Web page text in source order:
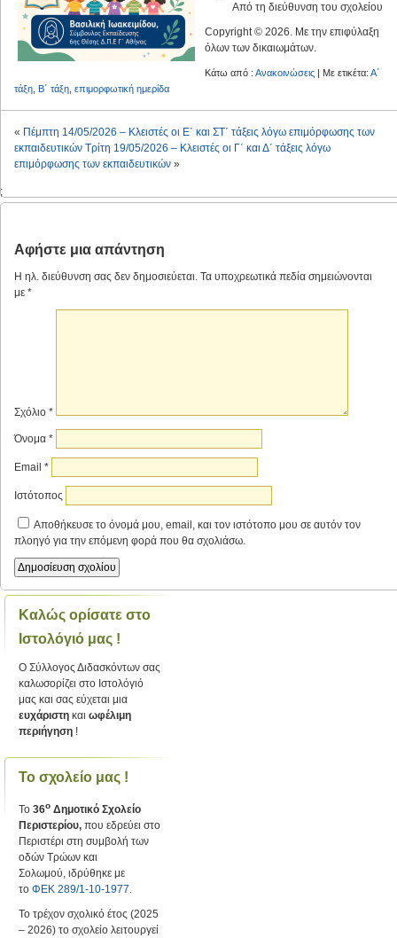
Από τη διεύθυνση του σχολείου
Copyright © 2026. Με την επιφύλαξη
όλων των δικαιωμάτων.
Κάτω από : Ανακοινώσεις | Με ετικέτα: Α΄
τάξη Β΄ τάξη επιμορφωτική ημερίδα
« Πέμπτη 14/05/2026 – Κλειστές οι Ε΄ και ΣΤ΄ τάξεις λόγω επιμόρφωσης των
εκπαιδευτικών Τρίτη 19/05/2026 – Κλειστές οι Γ΄ και Δ΄ τάξεις λόγω
επιμόρφωσης των εκπαιδευτικών »
;
Αφήστε μια απάντηση
Η ηλ. διεύθυνση σας δεν δημοσιεύεται. Τα υποχρεωτικά πεδία σημειώνονται
με *
Σχόλιο *
Όνομα *
Email *
Ιστότοπος
Αποθήκευσε το όνομά μου, email, και τον ιστότοπο μου σε αυτόν τον
πλοηγό για την επόμενη φορά που θα σχολιάσω.
Καλώς ορίσατε στο
Ιστολόγιό μας !
Ο Σύλλογος Διδασκόντων σας
καλωσορίζει στο Ιστολόγιό
μας και σας εύχεται μια
ευχάριστη και ωφέλιμη
περιήγηση !
Το σχολείο μας !
Το 36ο Δημοτικό Σχολείο
Περιστερίου, που εδρεύει στο
Περιστέρι στη συμβολή των
οδών Τρώων και
Σολωμού, ιδρύθηκε με
το ΦΕΚ 289/1-10-1977.
Το τρέχον σχολικό έτος (2025
– 2026) το σχολείο λειτουργεί